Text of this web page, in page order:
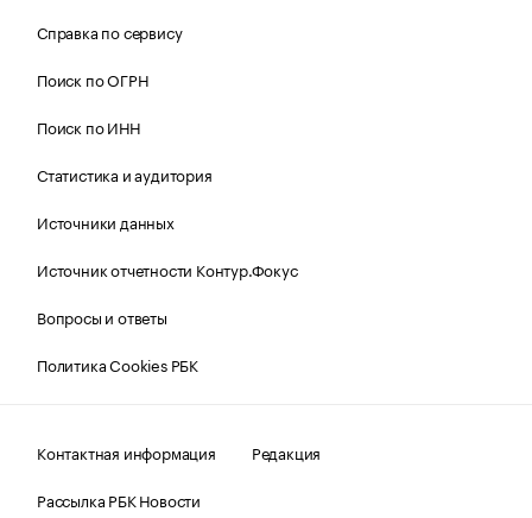
Справка по сервису
Поиск по ОГРН
Поиск по ИНН
Статистика и аудитория
Источники данных
Источник отчетности Контур.Фокус
Вопросы и ответы
Политика Cookies РБК
Контактная информация
Редакция
Рассылка РБК Новости